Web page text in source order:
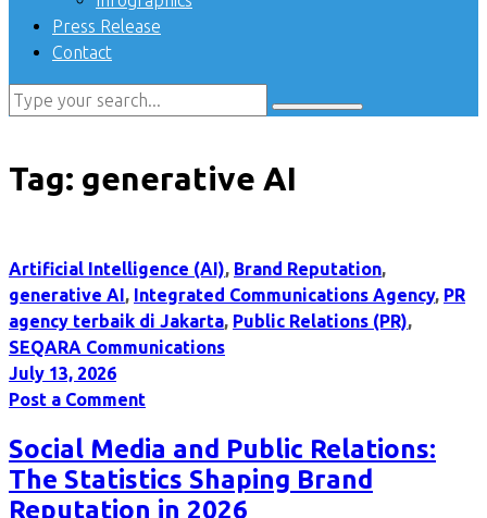
Press Release
Contact
Tag: generative AI
Artificial Intelligence (AI), Brand Reputation,
generative AI, Integrated Communications Agency, PR
agency terbaik di Jakarta, Public Relations (PR),
SEQARA Communications
July 13, 2026
Post a Comment
Social Media and Public Relations:
The Statistics Shaping Brand
Reputation in 2026